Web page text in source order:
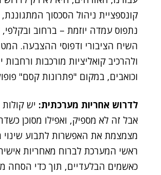
קונספציית ניהול הסכסוך
נתפוס עמדה יוזמת – ברחוב
השיח הציבורי ודפוסי ההצבעה.
ולהרכיב קואליציות מורכבות
וכואבים, במקום "פתרונות קסם"
לדרוש אחריות מערכתית: יש
אבל זה לא מספיק, ואפילו מסוכן
מצמצמת את האפשרות לתבוע שינוי
ראשי המערכת לברוח מאחריות
כאשמים הבלעדיים, תוך כדי הסחה